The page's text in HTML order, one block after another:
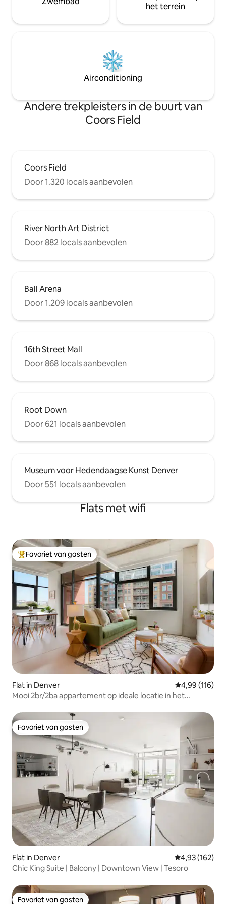
het terrein
Airconditioning
Andere trekpleisters in de buurt van
Coors Field
Coors Field
Door 1.320 locals aanbevolen
River North Art District
Door 882 locals aanbevolen
Ball Arena
Door 1.209 locals aanbevolen
16th Street Mall
Door 868 locals aanbevolen
Root Down
Door 621 locals aanbevolen
Museum voor Hedendaagse Kunst Denver
Door 551 locals aanbevolen
Flats met wifi
Topfavoriet van gasten
Favoriet van gasten
Flat in Denver Gemiddelde
4,99 (116)
Mooi 2br/2ba appartement op ideale locatie in het
Favoriet van gasten
Favoriet van gasten
Flat in Denver Gemiddelde
4,93 (162)
Chic King Suite | Balcony | Downtown View | Tesoro
Favoriet van gasten